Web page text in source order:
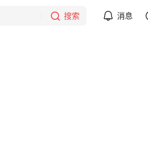
搜索 消息